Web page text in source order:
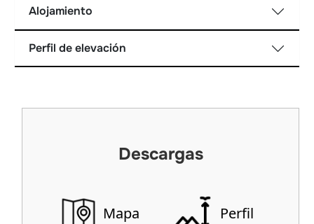
Alojamiento
Perfil de elevación
Descargas
Mapa Perfil